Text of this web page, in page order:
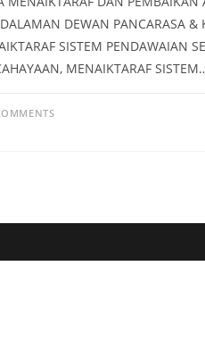
DEWAN PANCARASA &
SISTEM PENDAWAIAN
MENAIKTARAF